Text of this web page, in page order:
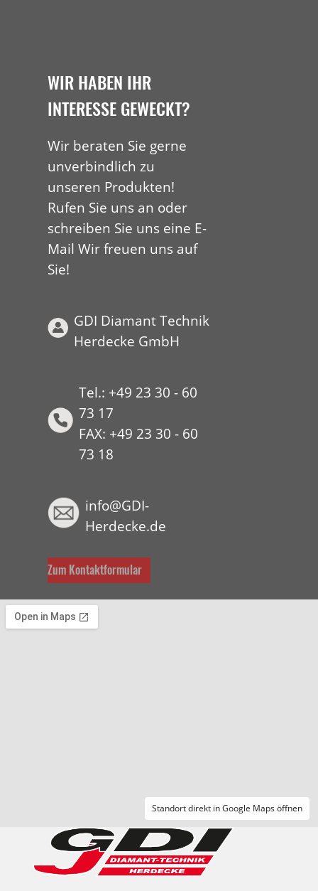
WIR HABEN IHR
INTERESSE GEWECKT?
Wir beraten Sie gerne
unverbindlich zu
unseren Produkten!
Rufen Sie uns an oder
schreiben Sie uns eine E-
Mail Wir freuen uns auf
Sie!
GDI Diamant Technik
Herdecke GmbH
Tel.: +49 23 30 - 60
73 17
FAX: +49 23 30 - 60
73 18
info@GDI-
Herdecke.de
Zum Kontaktformular
Standort direkt in Google Maps öffnen